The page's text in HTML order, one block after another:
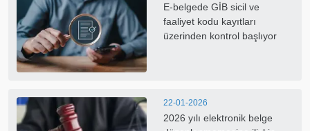
E-belgede GİB sicil ve
faaliyet kodu kayıtları
üzerinden kontrol başlıyor
22-01-2026
2026 yılı elektronik belge